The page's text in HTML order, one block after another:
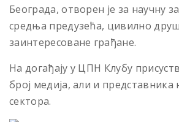
Београда, отворен је за научну
средња предузећа, цивилно
заинтересоване грађане.
На догађају у ЦПН Клубу
број медија, али и представника
сектора.